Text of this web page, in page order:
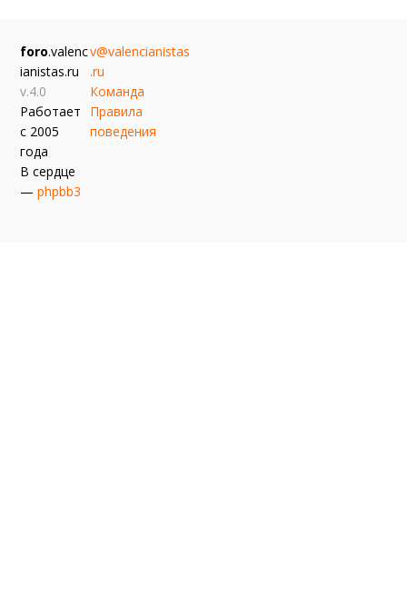
foro.valenc
ianistas.ru
v.4.0
Работает
с 2005
года
В сердце
—phpbb3
v@valencianistas
.ru
Команда
Правила
поведения